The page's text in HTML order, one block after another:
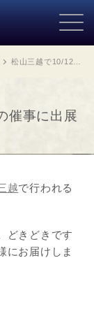
松山三越で10/12…
催事に出展
越で行われる
どきどきです
にお届けしま